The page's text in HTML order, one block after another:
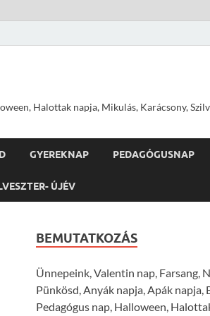
Halottak napja, Mikulás, Karácsony,
GYEREKNAP PEDAGÓGUSNAP
ÚJÉV
BEMUTATKOZÁS
Ünnepeink, Valentin nap, Farsang,
Pünkösd, Anyák napja, Apák napja,
Pedagógus nap, Halloween,